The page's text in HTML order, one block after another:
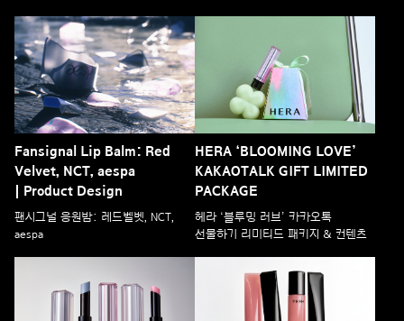
Fansignal Lip Balm: Red
Velvet, NCT, aespa
| Product Design
팬시그널 응원밤: 레드벨벳, NCT,
aespa
HERA ‘BLOOMING LOVE’
KAKAOTALK GIFT LIMITED
PACKAGE
헤라 ‘블루밍 러브’ 카카오톡
선물하기 리미티드 패키지 & 컨텐츠